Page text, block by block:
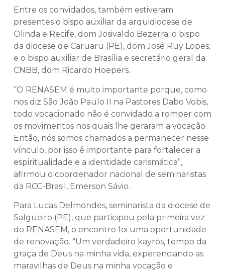
Entre os convidados, também estiveram
presentes o bispo auxiliar da arquidiocese de
Olinda e Recife, dom Josivaldo Bezerra; o bispo
da diocese de Caruaru (PE), dom José Ruy Lopes;
e o bispo auxiliar de Brasília e secretário geral da
CNBB, dom Ricardo Hoepers.
“O RENASEM é muito importante porque, como
nos diz São João Paulo II na Pastores Dabo Vobis,
todo vocacionado não é convidado a romper com
os movimentos nos quais lhe geraram a vocação.
Então, nós somos chamados a permanecer nesse
vínculo, por isso é importante para fortalecer a
espiritualidade e a identidade carismática”,
afirmou o coordenador nacional de seminaristas
da RCC-Brasil, Emerson Sávio.
Para Lucas Delmondes, seminarista da diocese de
Salgueiro (PE), que participou pela primeira vez
do RENASEM, o encontro foi uma oportunidade
de renovação. “Um verdadeiro kayrós, tempo da
graça de Deus na minha vida, experenciando as
maravilhas de Deus na minha vocação e